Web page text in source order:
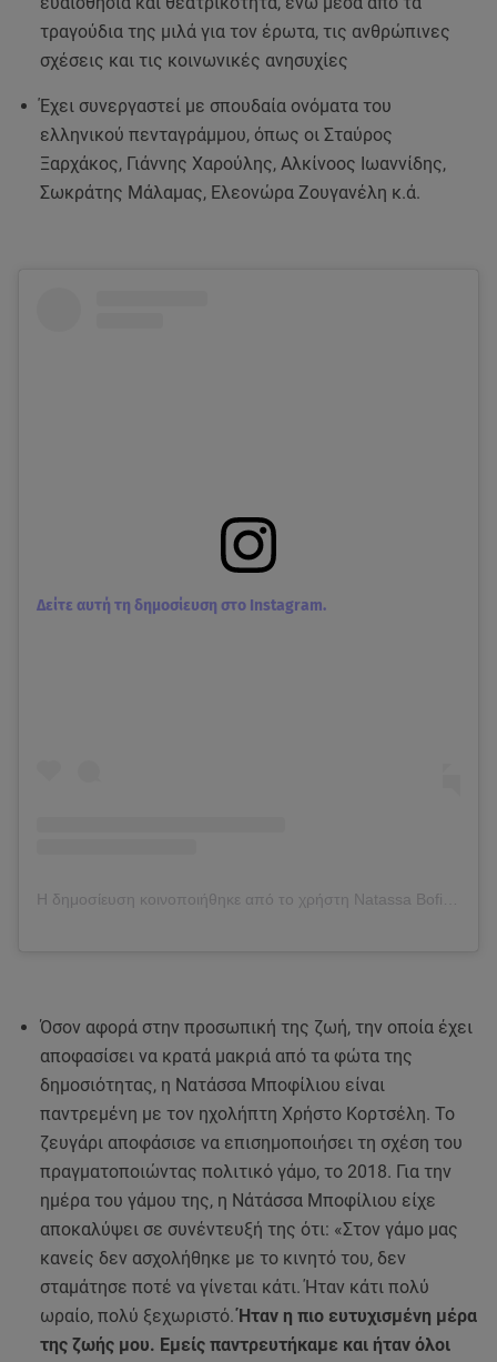
τραγούδια της μιλά για τον έρωτα, τις ανθρώπινες
σχέσεις και τις κοινωνικές ανησυχίες
Έχει συνεργαστεί με σπουδαία ονόματα του
ελληνικού πενταγράμμου, όπως οι Σταύρος
Ξαρχάκος, Γιάννης Χαρούλης, Αλκίνοος Ιωαννίδης,
Σωκράτης Μάλαμας, Ελεονώρα Ζουγανέλη κ.ά.
Δείτε αυτή τη δημοσίευση στο Instagram.
Όσον αφορά στην προσωπική της ζωή, την οποία έχει
αποφασίσει να κρατά μακριά από τα φώτα της
δημοσιότητας, η Νατάσσα Μποφίλιου είναι
παντρεμένη με τον ηχολήπτη Χρήστο Κορτσέλη. Το
ζευγάρι αποφάσισε να επισημοποιήσει τη σχέση του
πραγματοποιώντας πολιτικό γάμο, το 2018. Για την
ημέρα του γάμου της, η Νάτάσσα Μποφίλιου είχε
αποκαλύψει σε συνέντευξή της ότι: «Στον γάμο μας
κανείς δεν ασχολήθηκε με το κινητό του, δεν
σταμάτησε ποτέ να γίνεται κάτι. Ήταν κάτι πολύ
ωραίο, πολύ ξεχωριστό.Ήταν η πιο ευτυχισμένη μέρα
της ζωής μου. Εμείς παντρευτήκαμε και ήταν όλοι